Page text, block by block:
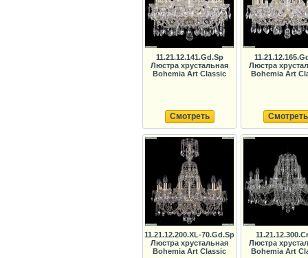
11.21.12.141.Gd.Sp
Люстра хрустальная
Bohemia Art Classic
Смотреть
Люстра
Bohemia Art
Смотреть
11.21.12.200.XL-70.Gd.Sp
Люстра хрустальная
Bohemia Art Classic
Люстра
Bohemia Art